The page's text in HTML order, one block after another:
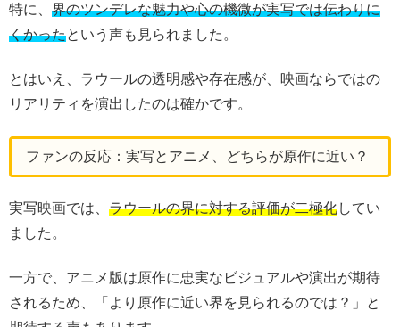
特に、 界のツンデレな魅力や心の機微が実写では伝わりに
くかったという声も見られました。
とはいえ、ラウールの透明感や存在感が、映画ならではの
リアリティを演出したのは確かです。
ファンの反応：実写とアニメ、どちらが原作に近い？
実写映画では、 ラウールの界に対する評価が二極化してい
ました。
一方で、アニメ版は原作に忠実なビジュアルや演出が期待
されるため、「より原作に近い界を見られるのでは？」と